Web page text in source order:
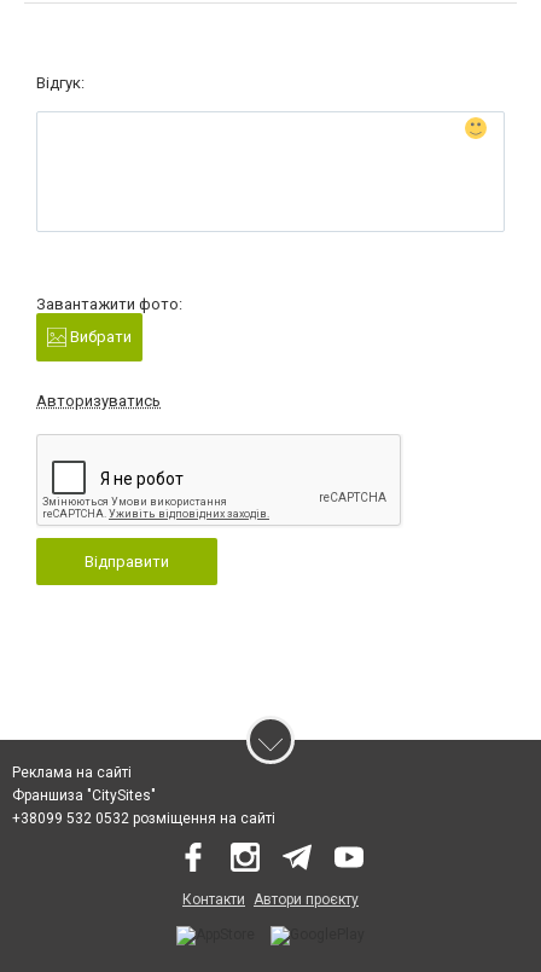
Відгук:
Завантажити фото:
Вибрати
Авторизуватись
Відправити
Реклама на сайті
Франшиза "CitySites"
+38099 532 0532 розміщення на сайті
Контакти Автори проєкту